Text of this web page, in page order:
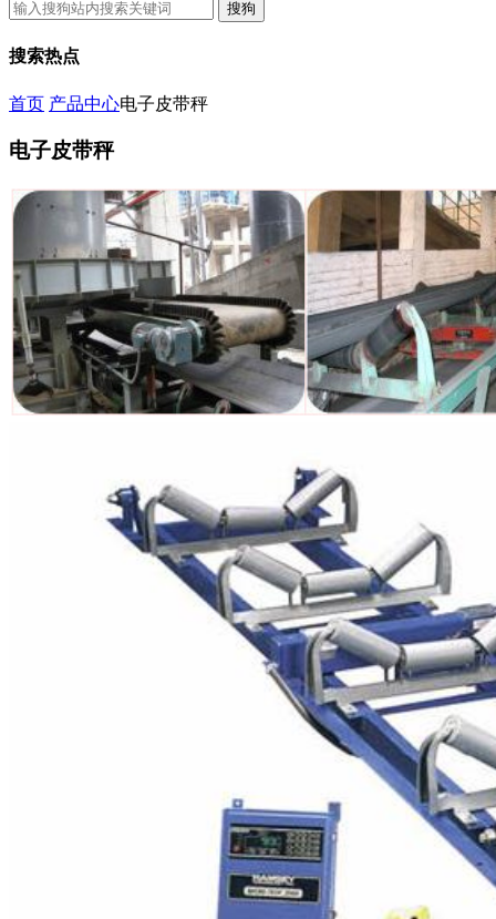
搜狗
搜索热点
首页 产品中心电子皮带秤
电子皮带秤